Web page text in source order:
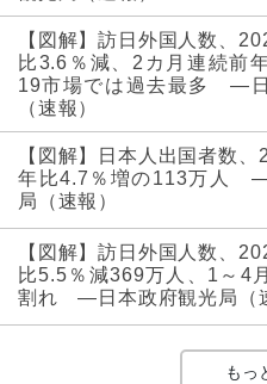
【図解】訪日外国人数、
比3.6％減、2カ月連続前
19市場では過去最多 ―
（速報）
【図解】日本人出国者数
年比4.7％増の113万人
局（速報）
【図解】訪日外国人数、
比5.5％減369万人、1～4
割れ ―日本政府観光局（
もっ